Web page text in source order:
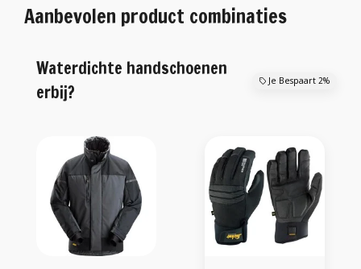
Aanbevolen product combinaties
Waterdichte handschoenen
erbij?
Je Bespaart 2%